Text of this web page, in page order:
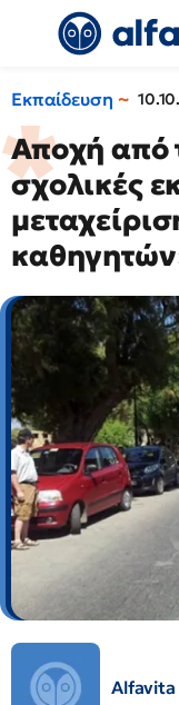
Εκπαίδευση
Αποχή από
σχολικές